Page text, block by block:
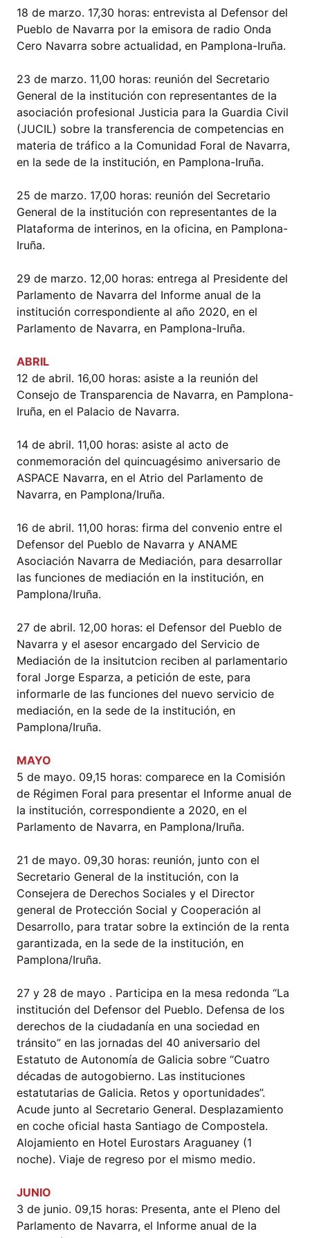
18 de marzo. 17,30 horas: entrevista al Defensor del
Pueblo de Navarra por la emisora de radio Onda
Cero Navarra sobre actualidad, en Pamplona-Iruña.
23 de marzo. 11,00 horas: reunión del Secretario
General de la institución con representantes de la
asociación profesional Justicia para la Guardia Civil
(JUCIL) sobre la transferencia de competencias en
materia de tráfico a la Comunidad Foral de Navarra,
en la sede de la institución, en Pamplona-Iruña.
25 de marzo. 17,00 horas: reunión del Secretario
General de la institución con representantes de la
Plataforma de interinos, en la oficina, en Pamplona-
Iruña.
29 de marzo. 12,00 horas: entrega al Presidente del
Parlamento de Navarra del Informe anual de la
institución correspondiente al año 2020, en el
Parlamento de Navarra, en Pamplona-Iruña.
ABRIL
12 de abril. 16,00 horas: asiste a la reunión del
Consejo de Transparencia de Navarra, en Pamplona-
Iruña, en el Palacio de Navarra.
14 de abril. 11,00 horas: asiste al acto de
conmemoración del quincuagésimo aniversario de
ASPACE Navarra, en el Atrio del Parlamento de
Navarra, en Pamplona/Iruña.
16 de abril. 11,00 horas: firma del convenio entre el
Defensor del Pueblo de Navarra y ANAME
Asociación Navarra de Mediación, para desarrollar
las funciones de mediación en la institución, en
Pamplona/Iruña.
27 de abril. 12,00 horas: el Defensor del Pueblo de
Navarra y el asesor encargado del Servicio de
Mediación de la insitutcion reciben al parlamentario
foral Jorge Esparza, a petición de este, para
informarle de las funciones del nuevo servicio de
mediación, en la sede de la institución, en
Pamplona/Iruña.
MAYO
5 de mayo. 09,15 horas: comparece en la Comisión
de Régimen Foral para presentar el Informe anual de
la institución, correspondiente a 2020, en el
Parlamento de Navarra, en Pamplona/Iruña.
21 de mayo. 09,30 horas: reunión, junto con el
Secretario General de la institución, con la
Consejera de Derechos Sociales y el Director
general de Protección Social y Cooperación al
Desarrollo, para tratar sobre la extinción de la renta
garantizada, en la sede de la institución, en
Pamplona/Iruña.
27 y 28 de mayo . Participa en la mesa redonda “La
institución del Defensor del Pueblo. Defensa de los
derechos de la ciudadanía en una sociedad en
tránsito” en las jornadas del 40 aniversario del
Estatuto de Autonomía de Galicia sobre “Cuatro
décadas de autogobierno. Las instituciones
estatutarias de Galicia. Retos y oportunidades”.
Acude junto al Secretario General. Desplazamiento
en coche oficial hasta Santiago de Compostela.
Alojamiento en Hotel Eurostars Araguaney (1
noche). Viaje de regreso por el mismo medio.
JUNIO
3 de junio. 09,15 horas: Presenta, ante el Pleno del
Parlamento de Navarra, el Informe anual de la